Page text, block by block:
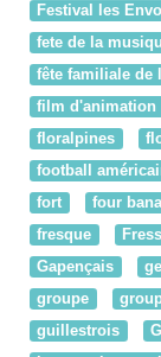
Festival les
fete de la
fête familiale de
film d'animation
floralpines
football
fort
four
fresque
Gapençais
groupe
guillestrois